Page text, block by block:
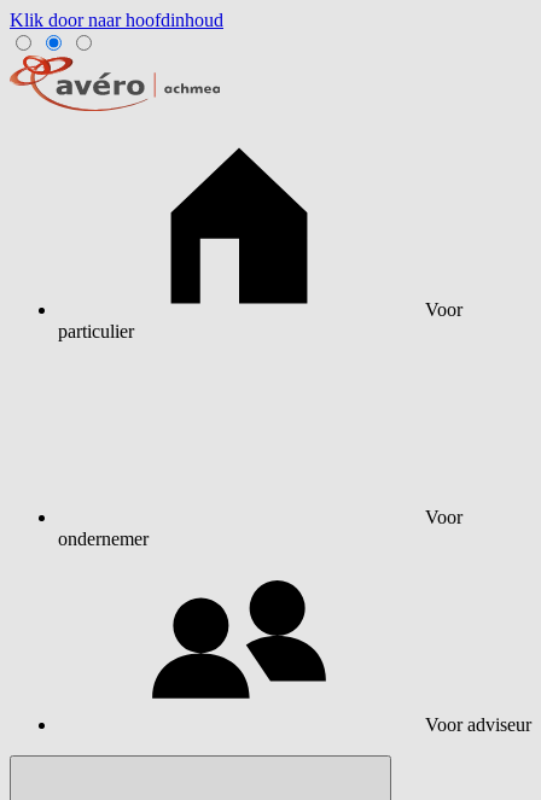
Klik door naar hoofdinhoud
Voor
particulier
Voor
ondernemer
Voor adviseur